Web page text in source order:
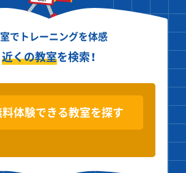
でトレーニングを体感
近くの教室を検索！
体験できる教室を探す